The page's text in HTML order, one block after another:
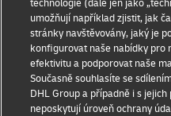
Sledujte nás na
2026 © -
technologie (dále jen jako
umožňují například zjistit, jak
stránky navštěvovány, jaký je
konfigurovat naše nabídky pro
efektivitu a podporovat naše
Současně souhlasíte se
DHL Group a případně i s
neposkytují úroveň ochrany